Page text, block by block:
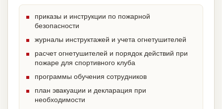
приказы и инструкции по пожарной
безопасности
журналы инструктажей и учета огнетушителей
расчет огнетушителей и порядок действий при
пожаре для спортивного клуба
программы обучения сотрудников
план эвакуации и декларация при
необходимости